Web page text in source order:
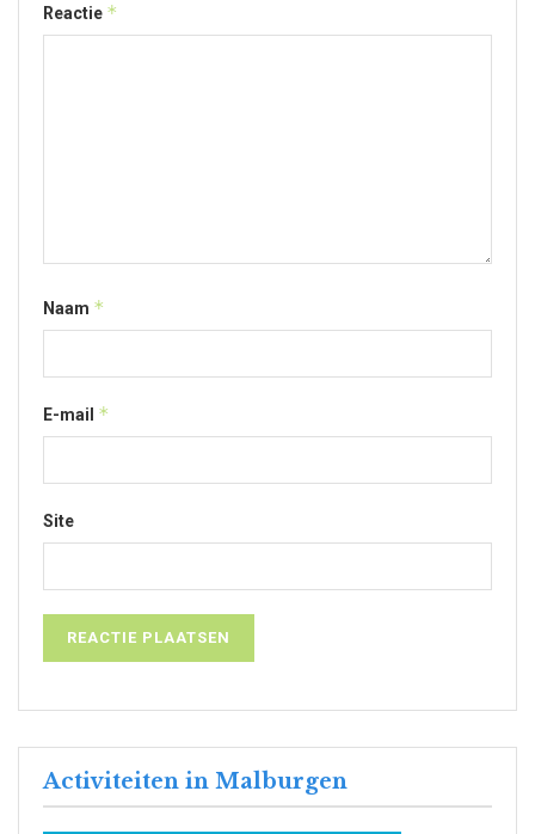
Reactie *
Naam *
E-mail *
Site
Activiteiten in Malburgen